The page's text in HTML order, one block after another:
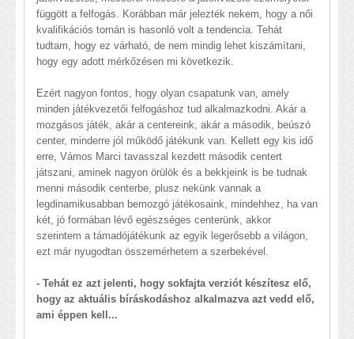
függött a felfogás. Korábban már jelezték nekem, hogy a női
kvalifikációs tornán is hasonló volt a tendencia. Tehát
tudtam, hogy ez várható, de nem mindig lehet kiszámítani,
hogy egy adott mérkőzésen mi következik.
Ezért nagyon fontos, hogy olyan csapatunk van, amely
minden játékvezetői felfogáshoz tud alkalmazkodni. Akár a
mozgásos játék, akár a centereink, akár a második, beúszó
center, minderre jól működő játékunk van. Kellett egy kis idő
erre, Vámos Marci tavasszal kezdett második centert
játszani, aminek nagyon örülök és a bekkjeink is be tudnak
menni második centerbe, plusz nekünk vannak a
legdinamikusabban bemozgó játékosaink, mindehhez, ha van
két, jó formában lévő egészséges centerünk, akkor
szerintem a támadójátékunk az egyik legerősebb a világon,
ezt már nyugodtan összemérhetem a szerbekével.
- Tehát ez azt jelenti, hogy sokfajta verziót készítesz elő,
hogy az aktuális bíráskodáshoz alkalmazva azt vedd elő,
ami éppen kell...